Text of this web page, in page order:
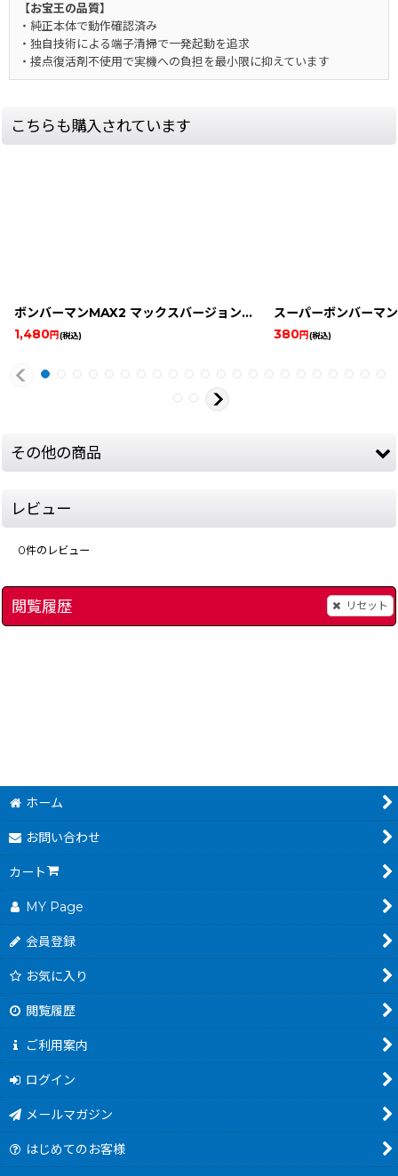
【お宝王の品質】
・純正本体で動作確認済み
・独自技術による端子清掃で一発起動を追求
・接点復活剤不使用で実機への負担を最小限に抑えています
こちらも購入されています
ボンバーマンMAX2 マックスバージョン
[9499-bomberman-
1,480円(税込)
スーパーボンバーマ
380円(税込)
その他の商品
レビュー
0件のレビュー
閲覧履歴 リセット
ホーム
お問い合わせ
カート
MY Page
会員登録
お気に入り
閲覧履歴
ご利用案内
ログイン
メールマガジン
はじめてのお客様